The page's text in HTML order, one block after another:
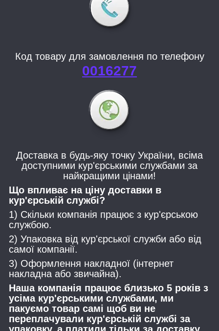
Код товару для замовлення по телефону
0016277
Доставка в будь-яку точку України, всіма
доступними кур'єрськими службами за
найкращими цінами!
Що впливає на ціну доставки в
кур'єрській службі?
1) Скільки компанія працює з кур'єрською
службою.
2) Упаковка від кур'єрської служби або від
самої компанії.
3) Оформлення накладної (інтернет
накладна або звичайна).
Наша компанія працює близько 5 років з
усіма кур'єрськими службами, ми
пакуємо товар самі щоб ви не
переплачували кур'єрській службі за